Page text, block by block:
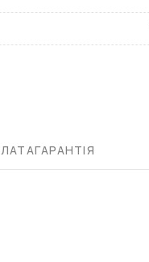
ГАРАНТІЯ